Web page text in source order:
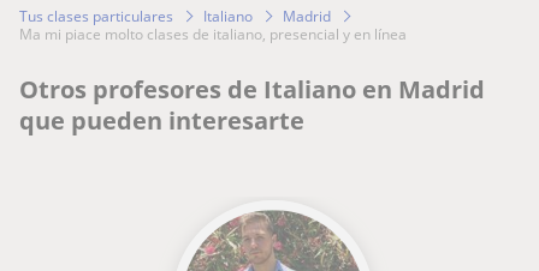
Tus clases particulares Italiano
Madrid
ma mi piace molto clases de italiano, presencial y en línea
Otros profesores de Italiano en Madrid
que pueden interesarte